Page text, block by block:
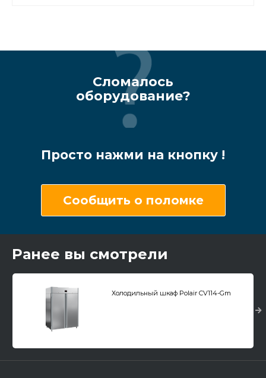
Сломалось
оборудование?
Просто нажми на кнопку !
Сообщить о поломке
Ранее вы смотрели
Холодильный шкаф Polair CV114-Gm